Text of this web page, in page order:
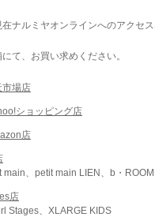
ナルミヤオンラインへのアクセ
て、お買い求めください。
市場店
ショッピング店
店
main、petit main LIEN、b・ROOM
店
Stages、XLARGE KIDS